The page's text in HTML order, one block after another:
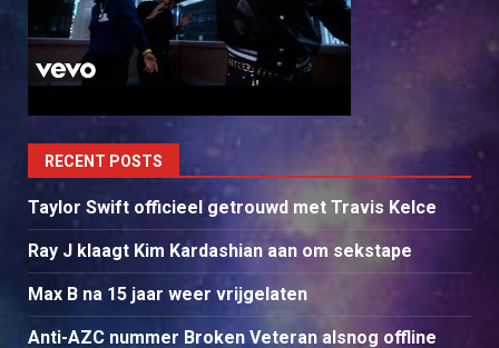
RECENT POSTS
Taylor Swift officieel getrouwd met Travis Kelce
Ray J klaagt Kim Kardashian aan om sekstape
Max B na 15 jaar weer vrijgelaten
Anti-AZC nummer Broken Veteran alsnog offline